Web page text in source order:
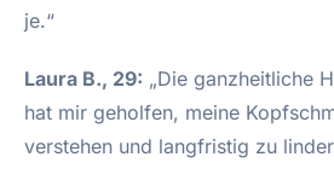
je.“
Laura B., 29: „Die ganzheitliche
hat mir geholfen, meine
verstehen und langfristig zu